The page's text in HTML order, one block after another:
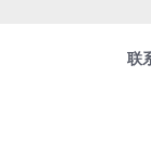
联